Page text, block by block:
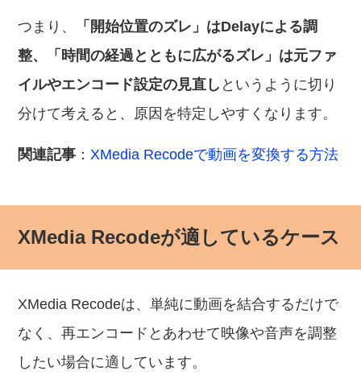
つまり、
「開始位置のズレ」はDelayによる調
整、「時間の経過とともに広がるズレ」は元ファ
イルやエンコード設定の見直し というように切り
分けて考えると、原因を特定しやすくなります。
関連記事 ：XMedia Recodeで動画を変換する方法
XMedia Recodeが適しているケース
XMedia Recodeは、単純に動画を結合するだけで
なく、再エンコードとあわせて映像や音声を調整
したい場合に適しています。